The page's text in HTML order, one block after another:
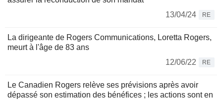
13/04/24
RE
La dirigeante de Rogers Communications, Loretta Rogers,
meurt à l'âge de 83 ans
12/06/22
RE
Le Canadien Rogers relève ses prévisions après avoir
dépassé son estimation des bénéfices ; les actions sont en